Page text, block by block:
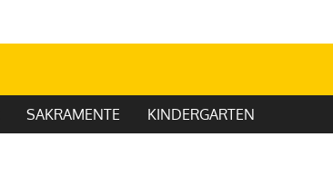
SAKRAMENTE KINDERGARTEN